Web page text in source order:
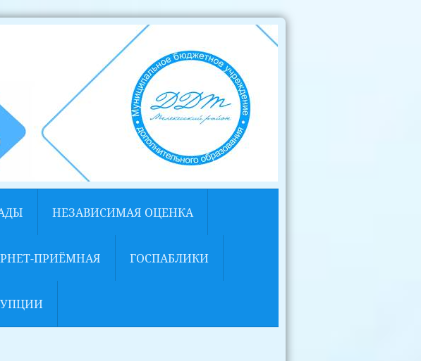
НЕЗАВИСИМАЯ ОЦЕНКА
ПРИЁМНАЯ ГОСПАБЛИКИ